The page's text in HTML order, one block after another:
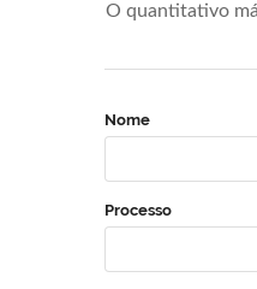
O quantitativo
Nome
Processo